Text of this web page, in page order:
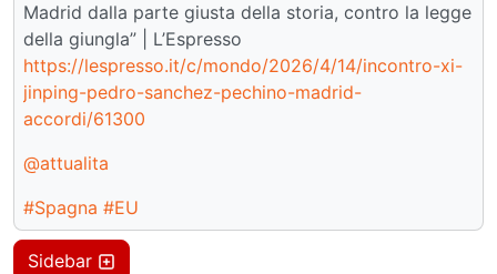
Madrid dalla parte giusta della storia, contro la legge
della giungla” | L’Espresso
https://lespresso.it/c/mondo/2026/4/14/incontro-xi-
jinping-pedro-sanchez-pechino-madrid-
accordi/61300
@attualita
#Spagna #EU
Sidebar